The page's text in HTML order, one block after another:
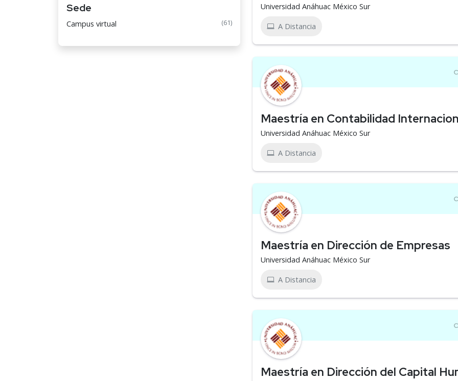
Sede
Campus virtual (61)
Universidad Anáhuac México Sur
A Distancia
Maestría en Contabilidad
Universidad Anáhuac México Sur
A Distancia
Maestría en Dirección de Empresas
Universidad Anáhuac México Sur
A Distancia
Maestría en Dirección del Capital